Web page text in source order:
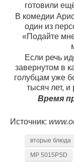
готовили
В комедии
один из
«Подайте
Если речь
завернутом в
голубцам уже
тысяч лет,
Время
Источник:
вторые блюда
MP 5015PSD